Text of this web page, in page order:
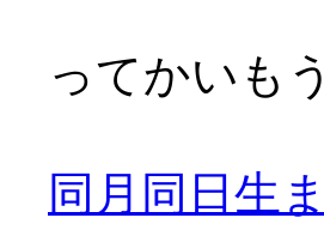
ってかいも
同月同日生